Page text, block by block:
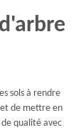
sols à rendre
de mettre en
qualité avec